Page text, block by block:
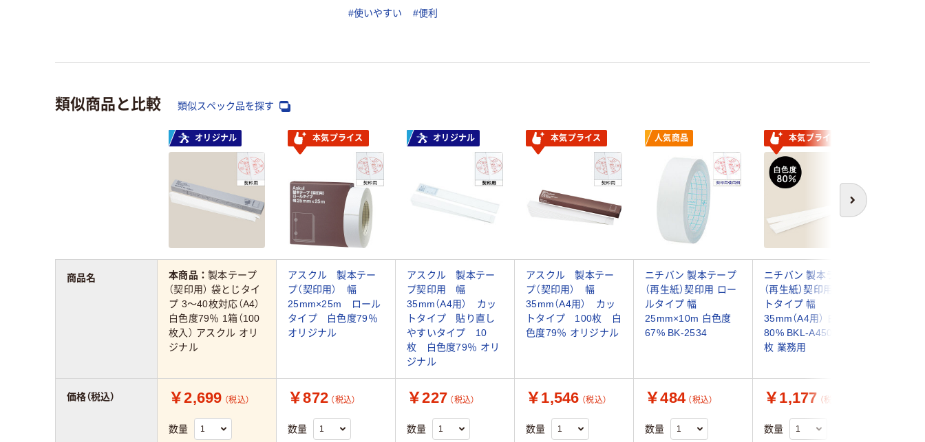
#使いやすい #便利
類似商品と比較 類似スペック品を探す
次へ
オリジナル 本気プライス オリジナル 本気プライス 人気商品 本気プライス
本商品：製本テープ
（契印用） 袋とじタイ
プ 3～40枚対応（A4）
白色度79％ 1箱（100
枚入） アスクル オリ
ジナル
アスクル 製本テー
プ（契印用） 幅
25mm×25m ロール
タイプ 白色度79％
オリジナル
アスクル 製本テー
プ契印用 幅
35mm（A4用） カッ
トタイプ 貼り直し
やすいタイプ 10
枚 白色度79％ オリ
ジナル
アスクル 製本テー
プ（契印用） 幅
35mm（A4用） カッ
トタイプ 100枚 白
色度79％ オリジナル
ニチバン 製本テープ
（再生紙）契印用 ロー
ルタイプ 幅
25mm×10m 白色度
67% BK-2534
ニチバン 製本ラベル
（再生紙）契印用 カッ
トタイプ 幅
35mm（A4用） 白色度
80% BKL-A45035 50
枚 業務用
￥2,699 （税込）
数量
￥872 （税込）
数量
￥227 （税込）
数量
￥1,546 （税込）
数量
￥484 （税込）
数量
￥1,177 （税込）
数量
商品名
価格（税込）